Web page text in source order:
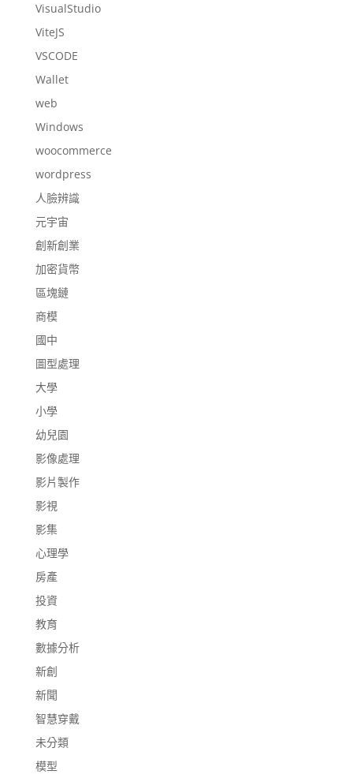
VisualStudio
ViteJS
VSCODE
Wallet
web
Windows
woocommerce
wordpress
人臉辨識
元宇宙
創新創業
加密貨幣
區塊鏈
商模
國中
圖型處理
大學
小學
幼兒園
影像處理
影片製作
影視
影集
心理學
房產
投資
教育
數據分析
新創
新聞
智慧穿戴
未分類
模型